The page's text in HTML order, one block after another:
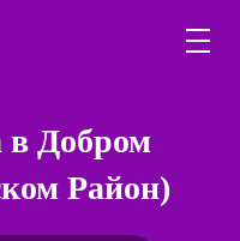
в Добром
Район)